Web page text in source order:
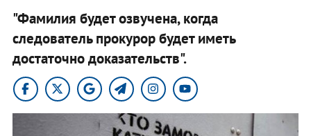
"Фамилия будет озвучена, когда
следователь прокурор будет иметь
достаточно доказательств".